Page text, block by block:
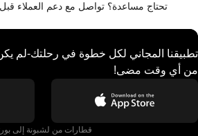
تحتاج مساعدة؟ تواصل مع دعم العملاء قبل
تطبيقنا المجاني لكل خطوة في رحلتك-لم
من أي وقت مضى!
قطارات من لشبونة إلى